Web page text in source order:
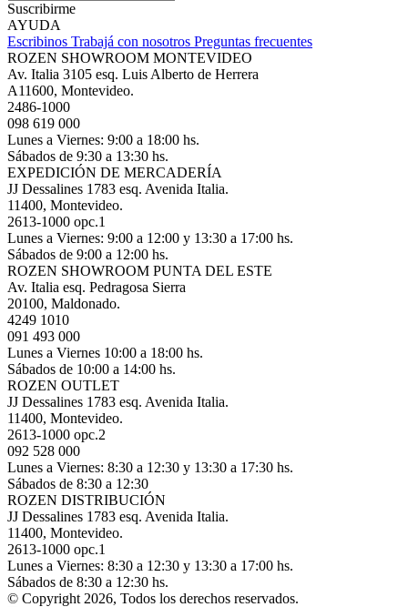
Suscribirme
AYUDA
Escribinos Trabajá con nosotros Preguntas frecuentes
ROZEN SHOWROOM MONTEVIDEO
Av. Italia 3105 esq. Luis Alberto de Herrera
A11600, Montevideo.
2486-1000
098 619 000
Lunes a Viernes: 9:00 a 18:00 hs.
Sábados de 9:30 a 13:30 hs.
EXPEDICIÓN DE MERCADERÍA
JJ Dessalines 1783 esq. Avenida Italia.
11400, Montevideo.
2613-1000 opc.1
Lunes a Viernes: 9:00 a 12:00 y 13:30 a 17:00 hs.
Sábados de 9:00 a 12:00 hs.
ROZEN SHOWROOM PUNTA DEL ESTE
Av. Italia esq. Pedragosa Sierra
20100, Maldonado.
4249 1010
091 493 000
Lunes a Viernes 10:00 a 18:00 hs.
Sábados de 10:00 a 14:00 hs.
ROZEN OUTLET
JJ Dessalines 1783 esq. Avenida Italia.
11400, Montevideo.
2613-1000 opc.2
092 528 000
Lunes a Viernes: 8:30 a 12:30 y 13:30 a 17:30 hs.
Sábados de 8:30 a 12:30
ROZEN DISTRIBUCIÓN
JJ Dessalines 1783 esq. Avenida Italia.
11400, Montevideo.
2613-1000 opc.1
Lunes a Viernes: 8:30 a 12:30 y 13:30 a 17:00 hs.
Sábados de 8:30 a 12:30 hs.
© Copyright 2026, Todos los derechos reservados.